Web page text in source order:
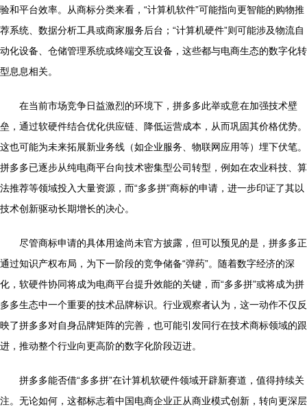
验和平台效率。从商标分类来看，“计算机软件”可能指向更智能的购物推
荐系统、数据分析工具或商家服务后台；“计算机硬件”则可能涉及物流自
动化设备、仓储管理系统或终端交互设备，这些都与电商生态的数字化转
型息息相关。
在当前市场竞争日益激烈的环境下，拼多多此举或意在加强技术壁
垒，通过软硬件结合优化供应链、降低运营成本，从而巩固其价格优势。
这也可能为未来拓展新业务线（如企业服务、物联网应用等）埋下伏笔。
拼多多已逐步从纯电商平台向技术密集型公司转型，例如在农业科技、算
法推荐等领域投入大量资源，而“多多拼”商标的申请，进一步印证了其以
技术创新驱动长期增长的决心。
尽管商标申请的具体用途尚未官方披露，但可以预见的是，拼多多正
通过知识产权布局，为下一阶段的竞争储备“弹药”。随着数字经济的深
化，软硬件协同将成为电商平台提升效能的关键，而“多多拼”或将成为拼
多多生态中一个重要的技术品牌标识。行业观察者认为，这一动作不仅反
映了拼多多对自身品牌矩阵的完善，也可能引发同行在技术商标领域的跟
进，推动整个行业向更高阶的数字化阶段迈进。
拼多多能否借“多多拼”在计算机软硬件领域开辟新赛道，值得持续关
注。无论如何，这都标志着中国电商企业正从商业模式创新，转向更深层